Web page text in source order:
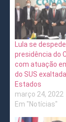
Lula se
presidência do
com atuação
do SUS
Estados
março 24, 2022
Em "Notícias"